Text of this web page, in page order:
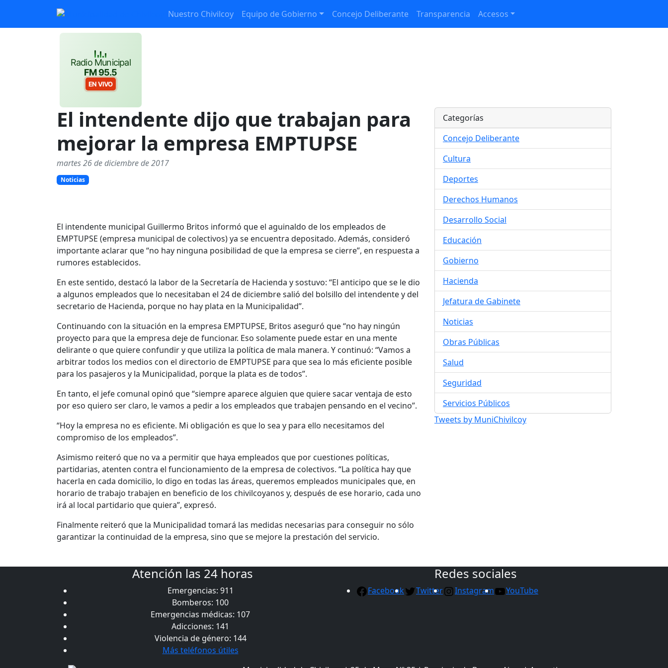
Nuestro Chivilcoy Equipo de Gobierno Concejo Deliberante Transparencia Accesos
Radio Municipal
FM 95.5
EN VIVO
El intendente dijo que trabajan para
mejorar la empresa EMPTUPSE
martes 26 de diciembre de 2017
Noticias
El intendente municipal Guillermo Britos informó que el aguinaldo de los empleados de
EMPTUPSE (empresa municipal de colectivos) ya se encuentra depositado. Además, consideró
importante aclarar que “no hay ninguna posibilidad de que la empresa se cierre”, en respuesta a
rumores establecidos.
En este sentido, destacó la labor de la Secretaría de Hacienda y sostuvo: “El anticipo que se le dio
a algunos empleados que lo necesitaban el 24 de diciembre salió del bolsillo del intendente y del
secretario de Hacienda, porque no hay plata en la Municipalidad”.
Continuando con la situación en la empresa EMPTUPSE, Britos aseguró que “no hay ningún
proyecto para que la empresa deje de funcionar. Eso solamente puede estar en una mente
delirante o que quiere confundir y que utiliza la política de mala manera. Y continuó: “Vamos a
arbitrar todos los medios con el directorio de EMPTUPSE para que sea lo más eficiente posible
para los pasajeros y la Municipalidad, porque la plata es de todos”.
En tanto, el jefe comunal opinó que “siempre aparece alguien que quiere sacar ventaja de esto
por eso quiero ser claro, le vamos a pedir a los empleados que trabajen pensando en el vecino”.
“Hoy la empresa no es eficiente. Mi obligación es que lo sea y para ello necesitamos del
compromiso de los empleados”.
Asimismo reiteró que no va a permitir que haya empleados que por cuestiones políticas,
partidarias, atenten contra el funcionamiento de la empresa de colectivos. “La política hay que
hacerla en cada domicilio, lo digo en todas las áreas, queremos empleados municipales que, en
horario de trabajo trabajen en beneficio de los chivilcoyanos y, después de ese horario, cada uno
irá al local partidario que quiera”, expresó.
Finalmente reiteró que la Municipalidad tomará las medidas necesarias para conseguir no sólo
garantizar la continuidad de la empresa, sino que se mejore la prestación del servicio.
Categorías
Concejo Deliberante
Cultura
Deportes
Derechos Humanos
Desarrollo Social
Educación
Gobierno
Hacienda
Jefatura de Gabinete
Noticias
Obras Públicas
Salud
Seguridad
Servicios Públicos
Tweets by MuniChivilcoy
Atención las 24 horas
Emergencias: 911
Bomberos: 100
Emergencias médicas: 107
Adicciones: 141
Violencia de género: 144
Más teléfonos útiles
Redes sociales
Facebook Twitter Instagram YouTube